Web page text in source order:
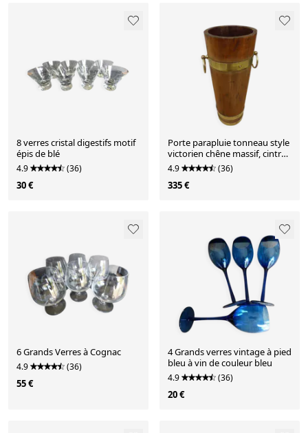
8 verres cristal digestifs motif
épis de blé
4.9 (36)
30 €
Porte parapluie tonneau style
victorien chêne massif, cintré
3 bandes et gr
4.9 (36)
335 €
6 Grands Verres à Cognac
4.9 (36)
55 €
4 Grands verres vintage à pied
bleu à vin de couleur bleu
4.9 (36)
20 €